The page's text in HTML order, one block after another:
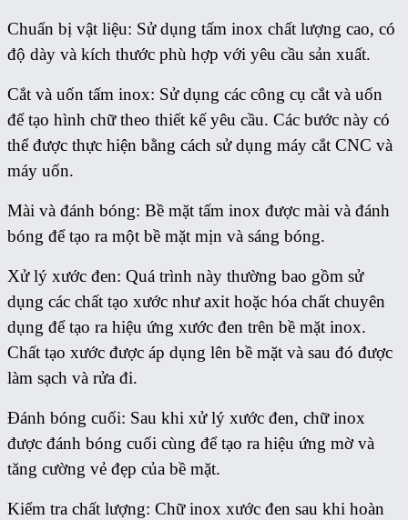
Chuẩn bị vật liệu: Sử dụng tấm inox chất lượng cao, có
độ dày và kích thước phù hợp với yêu cầu sản xuất.
Cắt và uốn tấm inox: Sử dụng các công cụ cắt và uốn
để tạo hình chữ theo thiết kế yêu cầu. Các bước này có
thể được thực hiện bằng cách sử dụng máy cắt CNC và
máy uốn.
Mài và đánh bóng: Bề mặt tấm inox được mài và đánh
bóng để tạo ra một bề mặt mịn và sáng bóng.
Xử lý xước đen: Quá trình này thường bao gồm sử
dụng các chất tạo xước như axit hoặc hóa chất chuyên
dụng để tạo ra hiệu ứng xước đen trên bề mặt inox.
Chất tạo xước được áp dụng lên bề mặt và sau đó được
làm sạch và rửa đi.
Đánh bóng cuối: Sau khi xử lý xước đen, chữ inox
được đánh bóng cuối cùng để tạo ra hiệu ứng mờ và
tăng cường vẻ đẹp của bề mặt.
Kiểm tra chất lượng: Chữ inox xước đen sau khi hoàn